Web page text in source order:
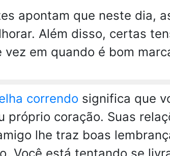
apontam que neste dia,
Além disso, certas
vez em quando é bom
correndo significa que
próprio coração. Suas
lhe traz boas
Você está tentando se